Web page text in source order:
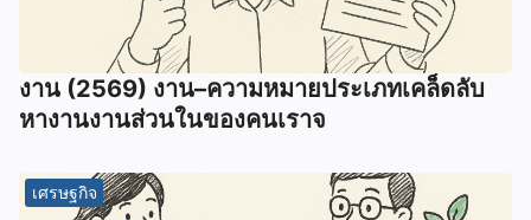
งาน (2569) งาน–ความหมายประเภทเคล็ดลับ
หางานงานส่วนในของคนเราจ
เศรษฐกิจ